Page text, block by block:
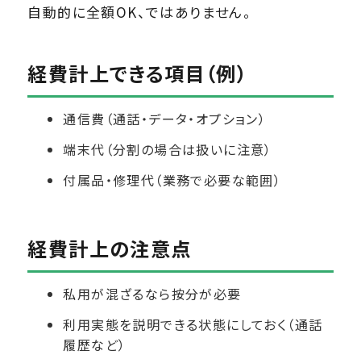
自動的に全額OK、ではありません。
経費計上できる項目（例）
通信費（通話・データ・オプション）
端末代（分割の場合は扱いに注意）
付属品・修理代（業務で必要な範囲）
経費計上の注意点
私用が混ざるなら按分が必要
利用実態を説明できる状態にしておく（通話
履歴など）